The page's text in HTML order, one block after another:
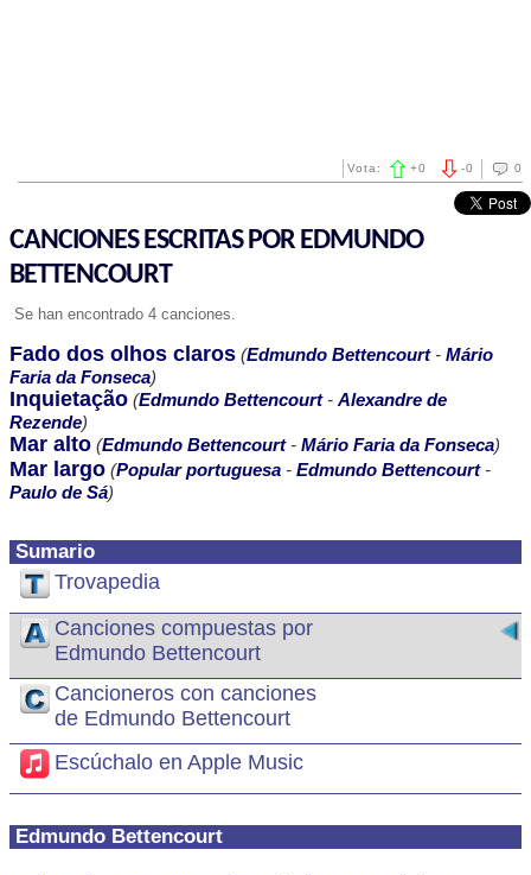
0
-0
Vota: +0
CANCIONES ESCRITAS POR EDMUNDO
BETTENCOURT
Se han encontrado 4 canciones.
Sumario
Trovapedia
Canciones compuestas por
Edmundo Bettencourt
Cancioneros con canciones
de Edmundo Bettencourt
Escúchalo en Apple Music
Edmundo Bettencourt
Fado dos olhos claros (Edmundo Bettencourt- Mário
Faria da Fonseca)
Inquietação (Edmundo Bettencourt- Alexandre de
Rezende)
Mar alto (Edmundo Bettencourt- Mário Faria da Fonseca)
Mar largo (Popular portuguesa - Edmundo Bettencourt-
Paulo de Sá)